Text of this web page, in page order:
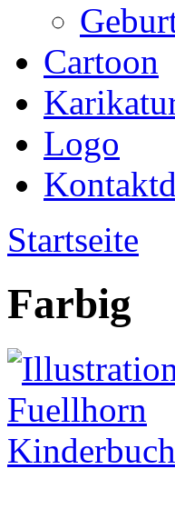
Cartoon
Logo
Startseite
Farbig